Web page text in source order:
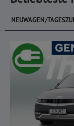
NEUWAGEN/